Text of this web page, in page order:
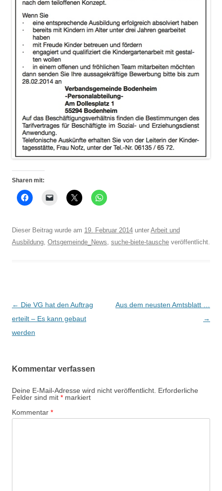
Sharen mit:
Dieser Beitrag wurde am 19. Februar 2014 unter Arbeit und
Ausbildung, Ortsgemeinde_News, suche-biete-tausche veröffentlicht.
Beitrags-
Navigation
← Die VG hat den Auftrag
erteilt – Es kann gebaut
werden
Aus dem neusten Amtsblatt …
→
Kommentar verfassen
Deine E-Mail-Adresse wird nicht veröffentlicht. Erforderliche
Felder sind mit * markiert
Kommentar *